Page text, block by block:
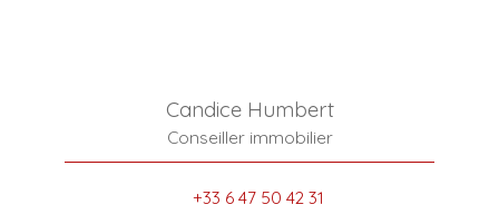
Candice Humbert
Conseiller immobilier
+33 6 47 50 42 31